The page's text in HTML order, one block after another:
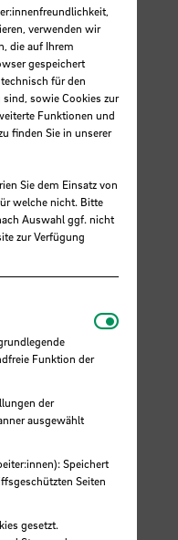
(L-Gebäude)
verwenden wir
die auf Ihrem
gespeichert
für den
sowie Cookies zur
Funktionen und
finden Sie in unserer
Sie dem Einsatz von
welche nicht. Bitte
Auswahl ggf. nicht
zur Verfügung
Funktion der
der
ausgewählt
Speichert
Seiten
gesetzt.